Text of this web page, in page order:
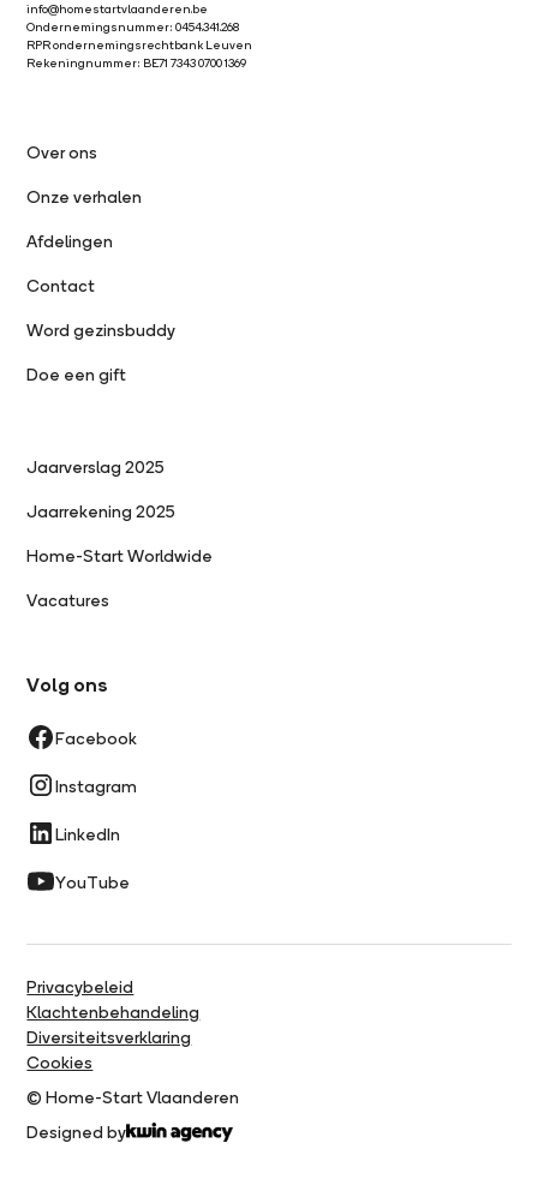
info@homestartvlaanderen.be
Ondernemingsnummer: 0454.341.268
RPR ondernemingsrechtbank Leuven
Rekeningnummer: BE71 7343 0700 1369
Over ons
Onze verhalen
Afdelingen
Contact
Word gezinsbuddy
Doe een gift
Jaarverslag 2025
Jaarrekening 2025
Home-Start Worldwide
Vacatures
Volg ons
Facebook
Instagram
LinkedIn
YouTube
© Home-Start Vlaanderen
Designed by
Privacybeleid
Klachtenbehandeling
Diversiteitsverklaring
Cookies